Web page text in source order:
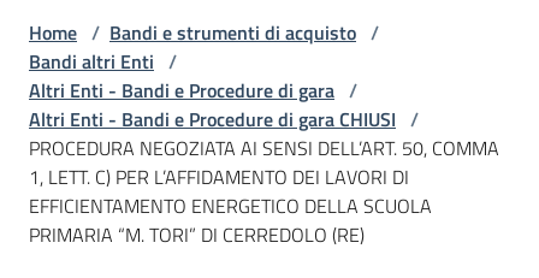
telematici
L'Agenzia
Bandi
Home / Bandi e strumenti di acquisto /
Bandi altri Enti /
Altri Enti - Bandi e Procedure di gara /
Altri Enti - Bandi e Procedure di gara CHIUSI /
PROCEDURA NEGOZIATA AI SENSI DELL’ART. 50, COMMA
1, LETT. C) PER L’AFFIDAMENTO DEI LAVORI DI
EFFICIENTAMENTO ENERGETICO DELLA SCUOLA
PRIMARIA “M. TORI” DI CERREDOLO (RE)